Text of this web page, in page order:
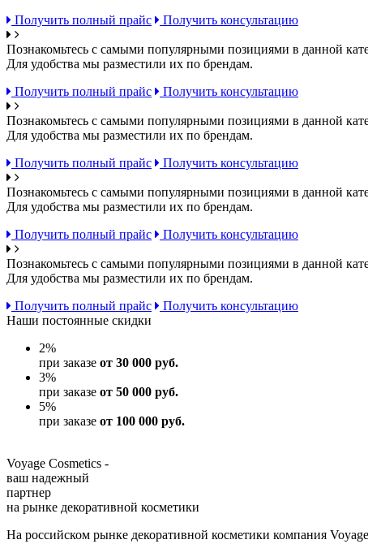
Получить полный прайс
Получить консультацию
Познакомьтесь с самыми популярными позициями в данной
Для удобства мы разместили их по брендам.
Получить полный прайс
Получить консультацию
Познакомьтесь с самыми популярными позициями в данной
Для удобства мы разместили их по брендам.
Получить полный прайс
Получить консультацию
Познакомьтесь с самыми популярными позициями в данной
Для удобства мы разместили их по брендам.
Получить полный прайс
Получить консультацию
Познакомьтесь с самыми популярными позициями в данной
Для удобства мы разместили их по брендам.
Получить полный прайс
Получить консультацию
Наши постоянные скидки
2%
при заказе от 30 000 руб.
3%
при заказе от 50 000 руб.
5%
при заказе от 100 000 руб.
Voyage Cosmetics -
ваш надежный
партнер
на рынке декоративной косметики
На российском рынке декоративной косметики компания